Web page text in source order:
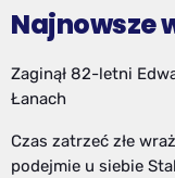
Najnowsze
Zaginął 82-letni
Łanach
Czas zatrzeć złe
podejmie u siebie